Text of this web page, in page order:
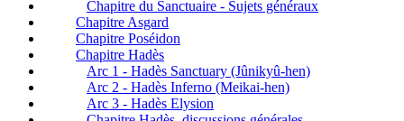
Chapitre du Sanctuaire - Sujets généraux
Chapitre Asgard
Chapitre Poséidon
Chapitre Hadès
Arc 1 - Hadès Sanctuary (Jûnikyû-hen)
Arc 2 - Hadès Inferno (Meikai-hen)
Arc 3 - Hadès Elysion